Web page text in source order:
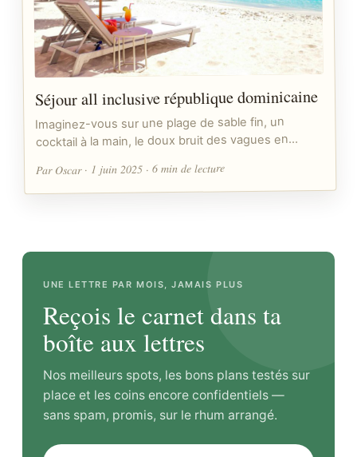
Séjour all inclusive république dominicaine
Imaginez-vous sur une plage de sable fin, un
cocktail à la main, le doux bruit des vagues en…
Par Oscar · 1 juin 2025 · 6 min de lecture
UNE LETTRE PAR MOIS, JAMAIS PLUS
Reçois le carnet dans ta
boîte aux lettres
Nos meilleurs spots, les bons plans testés sur
place et les coins encore confidentiels —
sans spam, promis, sur le rhum arrangé.